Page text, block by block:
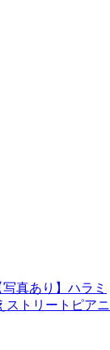
写真あり】ハラミ
ストリートピアニ